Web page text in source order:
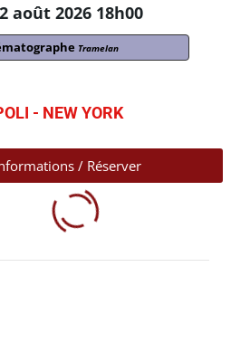
août 2026 18h00
Tramelan
- NEW YORK
/ Réserver